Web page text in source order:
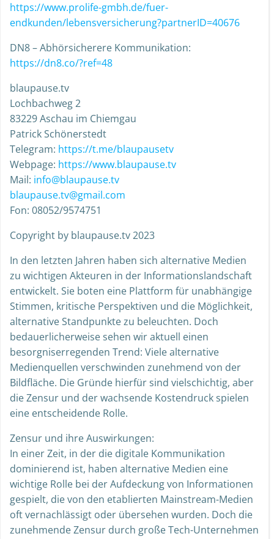
https://www.prolife-gmbh.de/fuer-
endkunden/lebensversicherung?partnerID=40676
DN8 – Abhörsicherere Kommunikation:
https://dn8.co/?ref=48
blaupause.tv
Lochbachweg 2
83229 Aschau im Chiemgau
Patrick Schönerstedt
Telegram: https://t.me/blaupausetv
Webpage: https://www.blaupause.tv
Mail: info@blaupause.tv
blaupause.tv@gmail.com
Fon: 08052/9574751
Copyright by blaupause.tv 2023
In den letzten Jahren haben sich alternative Medien
zu wichtigen Akteuren in der Informationslandschaft
entwickelt. Sie boten eine Plattform für unabhängige
Stimmen, kritische Perspektiven und die Möglichkeit,
alternative Standpunkte zu beleuchten. Doch
bedauerlicherweise sehen wir aktuell einen
besorgniserregenden Trend: Viele alternative
Medienquellen verschwinden zunehmend von der
Bildfläche. Die Gründe hierfür sind vielschichtig, aber
die Zensur und der wachsende Kostendruck spielen
eine entscheidende Rolle.
Zensur und ihre Auswirkungen:
In einer Zeit, in der die digitale Kommunikation
dominierend ist, haben alternative Medien eine
wichtige Rolle bei der Aufdeckung von Informationen
gespielt, die von den etablierten Mainstream-Medien
oft vernachlässigt oder übersehen wurden. Doch die
zunehmende Zensur durch große Tech-Unternehmen